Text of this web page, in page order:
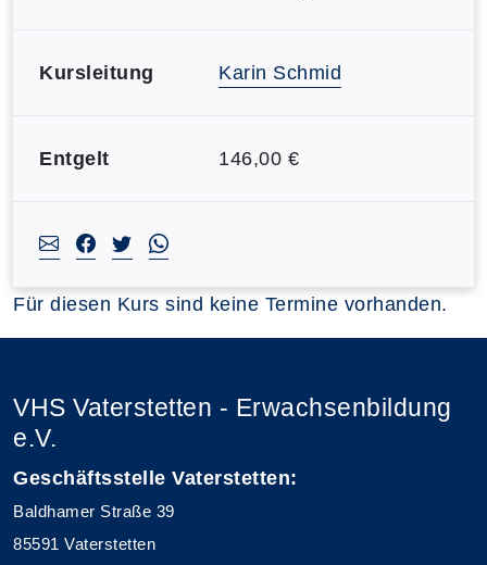
Kursleitung Karin Schmid
Entgelt 146,00 €
Für diesen Kurs sind keine Termine vorhanden.
VHS Vaterstetten - Erwachsenbildung
e.V.
Geschäftsstelle Vaterstetten:
Baldhamer Straße 39
85591 Vaterstetten